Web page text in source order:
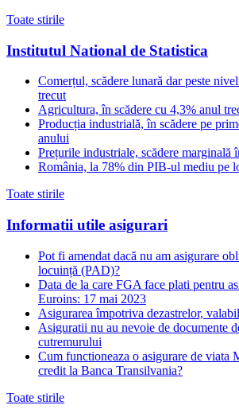
Toate stirile
Institutul National de Statistica
Comerțul, scădere lunară dar peste
trecut
Agricultura, în scădere cu 4,3% anul
Producția industrială, în scădere pe
anului
Prețurile industriale, scădere marginală
România, la 78% din PIB-ul mediu pe
Toate stirile
Informatii utile asigurari
Pot fi amendat dacă nu am asigurare
locuință (PAD)?
Data de la care FGA face plati pentru
Euroins: 17 mai 2023
Asigurarea împotriva dezastrelor,
Asiguratii nu au nevoie de documente
cutremurului
Cum functioneaza o asigurare de viata
credit la Banca Transilvania?
Toate stirile